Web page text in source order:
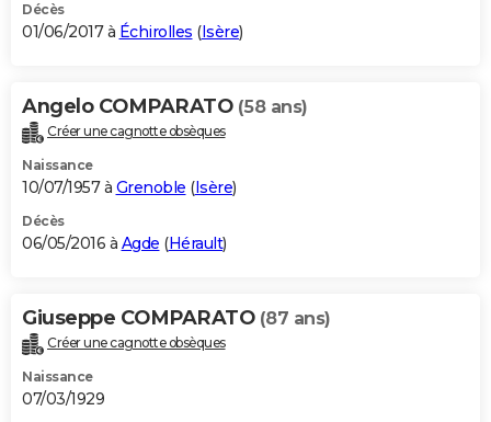
Décès
01/06/2017 à Échirolles (Isère)
Angelo COMPARATO (58 ans)
Créer une cagnotte obsèques
Naissance
10/07/1957 à Grenoble (Isère)
Décès
06/05/2016 à Agde (Hérault)
Giuseppe COMPARATO (87 ans)
Créer une cagnotte obsèques
Naissance
07/03/1929